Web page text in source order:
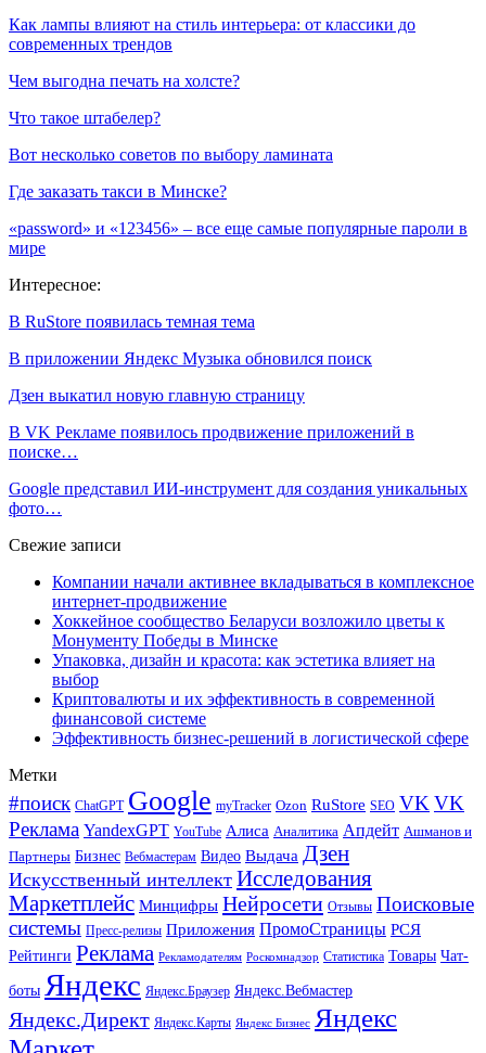
Как лампы влияют на стиль интерьера: от классики до
современных трендов
Чем выгодна печать на холсте?
Что такое штабелер?
Вот несколько советов по выбору ламината
Где заказать такси в Минске?
«password» и «123456» – все еще самые популярные пароли в
мире
Интересное:
В RuStore появилась темная тема
В приложении Яндекс Музыка обновился поиск
Дзен выкатил новую главную страницу
В VK Рекламе появилось продвижение приложений в
поиске…
Google представил ИИ-инструмент для создания уникальных
фото…
Свежие записи
Компании начали активнее вкладываться в комплексное
интернет-продвижение
Хоккейное сообщество Беларуси возложило цветы к
Монументу Победы в Минске
Упаковка, дизайн и красота: как эстетика влияет на
выбор
Криптовалюты и их эффективность в современной
финансовой системе
Эффективность бизнес-решений в логистической сфере
Метки
#поиск ChatGPT Google myTracker Ozon RuStore SEO VK VK
Реклама YandexGPT YouTube Алиса Аналитика Апдейт Ашманов и
Партнеры Бизнес Вебмастерам Видео Выдача Дзен
Искусственный интеллект Исследования
Маркетплейс Минцифры Нейросети Отзывы Поисковые
системы Пресс-релизы Приложения ПромоСтраницы РСЯ
Рейтинги Реклама Рекламодателям Роскомнадзор Статистика Товары Чат-
боты Яндекс Яндекс.Браузер Яндекс.Вебмастер
Яндекс.Директ Яндекс.Карты Яндекс Бизнес Яндекс